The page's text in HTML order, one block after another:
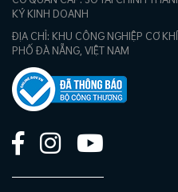
KÝ KINH DOANH
ĐỊA CHỈ: KHU CÔNG NGHIỆP CƠ
PHỐ ĐÀ NẴNG, VIỆT NAM